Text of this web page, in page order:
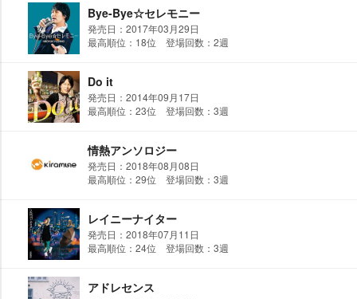
Bye-Bye☆セレモニー
発売日：2017年03月29日
最高順位：18位 登場回数：2週
Do it
発売日：2014年09月17日
最高順位：23位 登場回数：3週
情熱アンソロジー
発売日：2018年08月08日
最高順位：29位 登場回数：3週
レイニーナイター
発売日：2018年07月11日
最高順位：24位 登場回数：3週
アドレセンス